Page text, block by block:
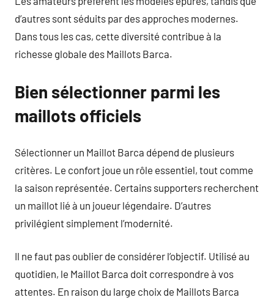
d’autres sont séduits par des approches modernes.
Dans tous les cas, cette diversité contribue à la
richesse globale des Maillots Barca.
Bien sélectionner parmi les
maillots officiels
Sélectionner un Maillot Barca dépend de plusieurs
critères. Le confort joue un rôle essentiel, tout comme
la saison représentée. Certains supporters recherchent
un maillot lié à un joueur légendaire. D’autres
privilégient simplement l’modernité.
Il ne faut pas oublier de considérer l’objectif. Utilisé au
quotidien, le Maillot Barca doit correspondre à vos
attentes. En raison du large choix de Maillots Barca